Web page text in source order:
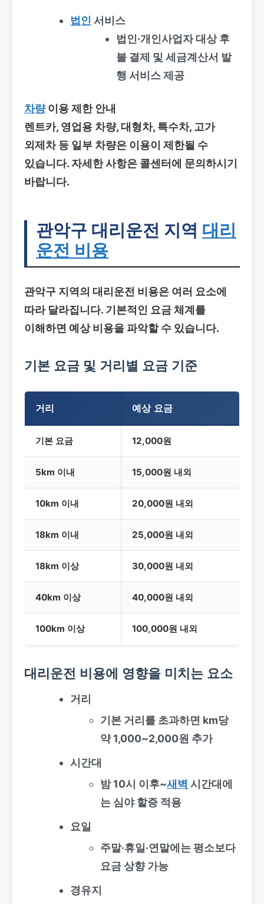
법인 서비스
법인·개인사업자 대상 후
불 결제 및 세금계산서 발
행 서비스 제공
차량이용 제한 안내
렌트카, 영업용 차량, 대형차, 특수차, 고가
외제차 등 일부 차량은 이용이 제한될 수
있습니다. 자세한 사항은 콜센터에 문의하시기
바랍니다.
관악구 대리운전 지역 대리
운전 비용
관악구 지역의 대리운전 비용은 여러 요소에
따라 달라집니다. 기본적인 요금 체계를
이해하면 예상 비용을 파악할 수 있습니다.
기본 요금 및 거리별 요금 기준
거리 예상 요금
기본 요금 12,000원
5km 이내 15,000원 내외
10km 이내 20,000원 내외
18km 이내 25,000원 내외
18km 이상 30,000원 내외
40km 이상 40,000원 내외
100km 이상 100,000원 내외
대리운전 비용에 영향을 미치는 요소
거리
기본 거리를 초과하면 km당
약 1,000~2,000원 추가
시간대
밤 10시 이후~새벽 시간대에
는 심야 할증 적용
요일
주말·휴일·연말에는 평소보다
요금 상향 가능
경유지